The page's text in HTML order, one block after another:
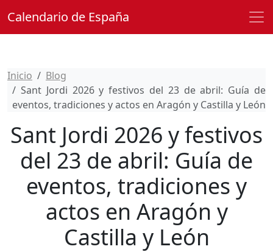
Calendario de España
Inicio
Blog
Sant Jordi 2026 y festivos del 23 de abril: Guía de
eventos, tradiciones y actos en Aragón y Castilla y León
Sant Jordi 2026 y festivos
del 23 de abril: Guía de
eventos, tradiciones y
actos en Aragón y
Castilla y León